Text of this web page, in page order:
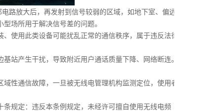
路放大后，再发射到信号较弱的区域，如地下室、偏远
场所用于解决信号差的问题。
用此类设备可能扰乱正常的通信秩序，属于违反法律
产生干扰，导致附近用户通话质量下降、网络断连。
通信故障，一旦被无线电管理机构监测定位，使用者
规定：违反本条例规定，未经许可擅自使用无线电频